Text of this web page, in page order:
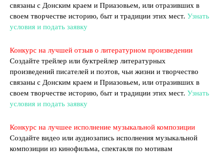
связаны с Донским краем и Приазовьем, или отразивших в
своем творчестве историю, быт и традиции этих мест. Узнать
условия и подать заявку
Конкурс на лучшей отзыв о литературном произведении
Создайте трейлер или буктрейлер литературных
произведений писателей и поэтов, чьи жизни и творчество
связаны с Донским краем и Приазовьем, или отразивших в
своем творчестве историю, быт и традиции этих мест. Узнать
условия и подать заявку
Конкурс на лучшее исполнение музыкальной композиции
Создайте видео или аудиозапись исполнения музыкальной
композиции из кинофильма, спектакля по мотивам